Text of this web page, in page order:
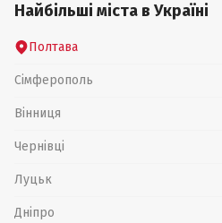
Найбільші міста в Україні
Полтава
Сімферополь
Вінниця
Чернівці
Луцьк
Дніпро